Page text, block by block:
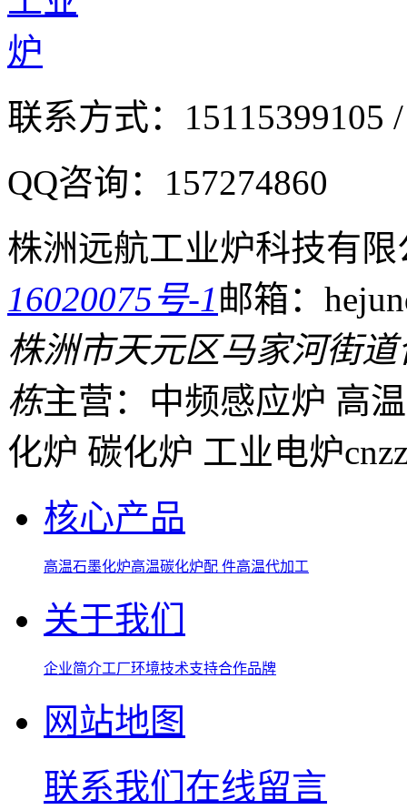
联系方式： 15115399105
QQ咨询： 157274860
株洲远航工业炉科技有限
16020075号-1邮箱：
株洲市天元区马家河街
栋主营：中频感应炉 高
化炉 碳化炉 工业电炉
核心产品
高温石墨化炉高温碳化炉配 件高温代加工
关于我们
企业简介工厂环境技术支持合作品牌
网站地图
联系我们 在线留言